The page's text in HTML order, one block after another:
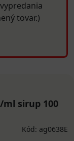
tovar.)
ml sirup 100
Kód: ag0638E